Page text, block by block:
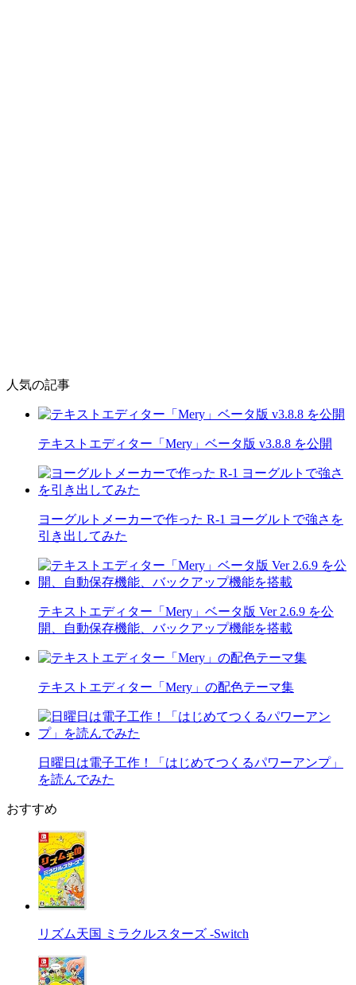
人気の記事
テキストエディター「Mery」ベータ版 v3.8.8 を公開
ヨーグルトメーカーで作った R-1 ヨーグルトで強さを
引き出してみた
テキストエディター「Mery」ベータ版 Ver 2.6.9 を公
開、自動保存機能、バックアップ機能を搭載
テキストエディター「Mery」の配色テーマ集
日曜日は電子工作！「はじめてつくるパワーアンプ」
を読んでみた
おすすめ
リズム天国 ミラクルスターズ -Switch